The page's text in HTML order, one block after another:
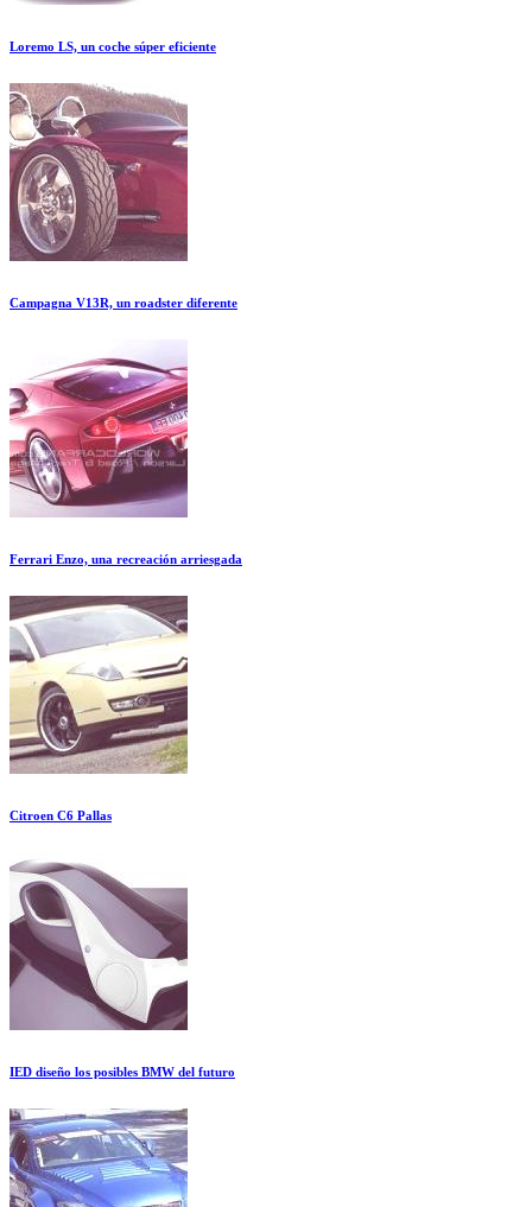
Loremo LS, un coche súper eficiente
Campagna V13R, un roadster diferente
Ferrari Enzo, una recreación arriesgada
Citroen C6 Pallas
IED diseño los posibles BMW del futuro